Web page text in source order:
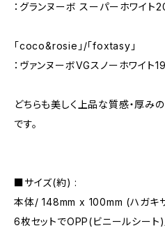
：グランヌーボ スーパーホワイト
「coco&rosie」/「foxtasy」
：ヴァンヌーボVGスノーホワイト
どちらも美しく上品な質感・厚み
です。
■サイズ(約) :
本体/ 148mm x 100mm (ハガキ
6枚セットでOPP(ビニールシート)